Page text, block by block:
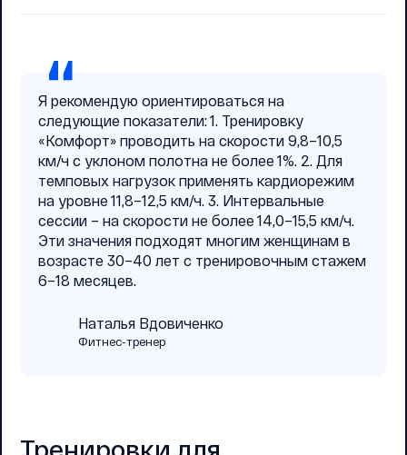
Я рекомендую ориентироваться на
следующие показатели: 1. Тренировку
«Комфорт» проводить на скорости 9,8–10,5
км/ч с уклоном полотна не более 1%. 2. Для
темповых нагрузок применять кардиорежим
на уровне 11,8–12,5 км/ч. 3. Интервальные
сессии – на скорости не более 14,0–15,5 км/ч.
Эти значения подходят многим женщинам в
возрасте 30–40 лет с тренировочным стажем
6–18 месяцев.
Наталья Вдовиченко
Фитнес-тренер
Тренировки для